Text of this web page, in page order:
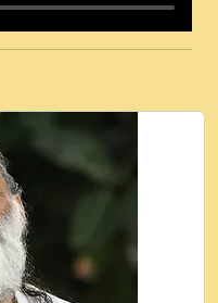
पहच दय! मह जन
Bhajan 2020
मस्ती में हूँ । 2018 -
सर रख क, नल रव त